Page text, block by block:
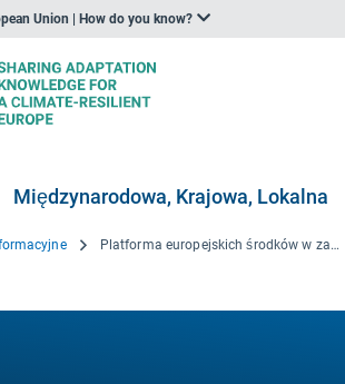
Union | How do you know?
Międzynarodowa, Krajowa, Lokalna
Platforma europejskich środków w zakresie zatrzymywania wody naturalnej (NWRM)